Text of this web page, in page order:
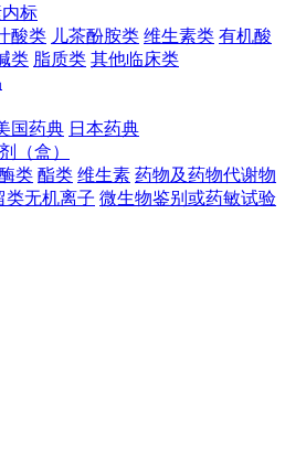
标
酸类 儿茶酚胺类 维生素类 有机酸
类 脂质类 其他临床类
国药典 日本药典
（盒）
类 酯类 维生素 药物及药物代谢物
类无机离子 微生物鉴别或药敏试验